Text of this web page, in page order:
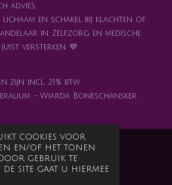
cookies voor
en/of het tonen
gebruik te
site gaat u hiermee
advies.
lichaam en schakel bij klachten of
in. Zelfzorg en medische
versterken. 💜
zijn incl. 21% btw
- Wiarda Boneschansker